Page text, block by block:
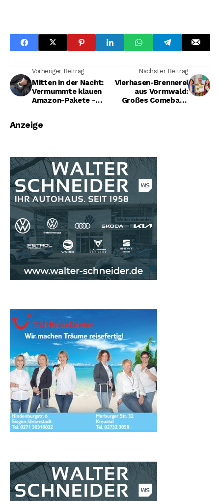
Vorheriger Beitrag
Mitten in der Nacht:
Vermummte klauen
Amazon-Pakete -
Nächster Beitrag
Vierhasen-Brennerei
aus Vormwald:
Großes Comeback
Anzeige